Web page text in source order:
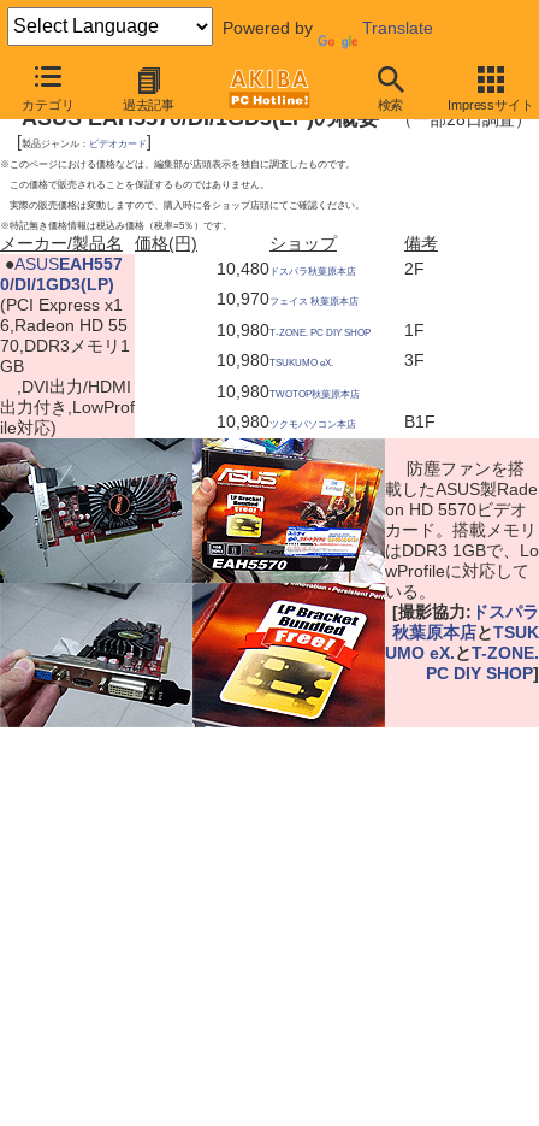
Powered by Translate
カテゴリ 過去記事 検索 Impressサイト
2010年2月27日号
ASUS EAH5570/DI/1GD3(LP)の概要（一部28日調査）
[製品ジャンル： ビデオカード]
※このページにおける価格などは、編集部が店頭表示を独自に調査したものです。
この価格で販売されることを保証するものではありません。
実際の販売価格は変動しますので、購入時に各ショップ店頭にてご確認ください。
※特記無き価格情報は税込み価格（税率=5％）です。
メーカー/製品名 価格(円) ショップ
備考
●ASUSEAH557
0/DI/1GD3(LP)
(PCI Express x1
6,Radeon HD 55
70,DDR3メモリ1
GB
,DVI出力/HDMI
出力付き,LowProf
ile対応)
10,480 ドスパラ秋葉原本店
2F
10,970フェイス 秋葉原本店
10,980T-ZONE. PC DIY SHOP
1F
10,980TSUKUMO eX.
3F
10,980TWOTOP秋葉原本店
10,980ツクモパソコン本店 B1F
防塵ファンを搭
載したASUS製Rade
on HD 5570ビデオ
カード。搭載メモリ
はDDR3 1GBで、Lo
wProfileに対応して
いる。
[撮影協力: ドスパラ
秋葉原本店とTSUK
UMO eX.とT-ZONE.
PC DIY SHOP]